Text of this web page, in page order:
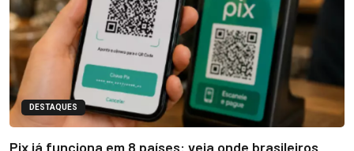
DESTAQUES
Pix já funciona em 8 países: veja onde brasileiros